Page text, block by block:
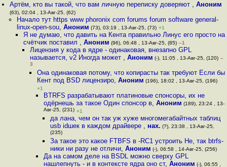
Артём, кто вы такой, что вам личную переписку доверяют ,Аноним
(63), 02:04 , 13-Авг-25, (62)
Начало тут https www phoronix com forums forum software general-
linux-open-sou, Аноним (73), 03:19 , 13-Авг-25, (73) +1
Я не думаю, что давить на Кента правильно Линус его просто на
счётчик поставил , Аноним (96), 06:48 , 13-Авг-25, (85) –1
Лицензия у кода в ядре - одинаковая, внезапно GPL
называется, v2 Иногда может ,Аноним (-), 11:05 , 13-Авг-25, (120) –
3
Она одинаковая потому, что копирасты так требуют Если бы
Кент под BSD лицензиро, Аноним (196), 18:02 , 13-Авг-25, (196)
+1
BTRFS разрабатывают платиновые спонсоры, их не
одёрнешь за такое Один спонсор в, Аноним (189), 23:24 , 13-
Авг-25, (231) +1
да лана, чем он так уж хуже многомегабайтных таблиц
usb idшек в каждом драйвере , нах. (?), 23:38 , 13-Авг-25,
(235)
За такое это какое FTBFS в -RC1 устроить Не, так btrfs-
ники ни разу не отличи,Аноним (-), 06:58 , 14-Авг-25, (256)
Да на самом деле на BSDL можно сверху GPL
нашлепнуть - и в контексте ядра оно ст, Аноним (-), 06:55 ,